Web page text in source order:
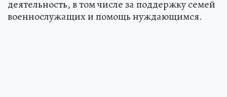
деятельность, в том числе за поддержку семей
военнослужащих и помощь нуждающимся.